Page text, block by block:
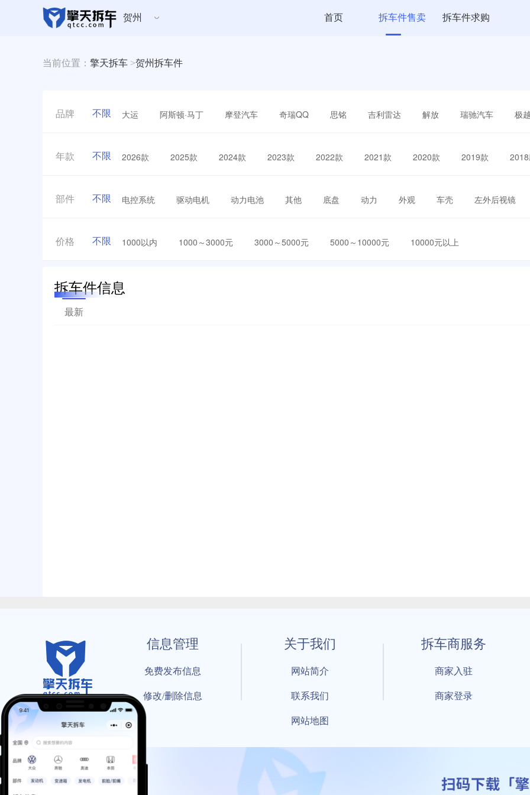
贺州 首页 拆车件售卖 拆车件求购
当前位置： 擎天拆车 >贺州拆车件
品牌 不限 大运 阿斯顿·马丁 摩登汽车 奇瑞QQ 思铭 吉利雷达 解放 瑞驰汽车 极
年款 不限 2026款 2025款 2024款 2023款 2022款 2021款 2020款 2019款
部件 不限 电控系统 驱动电机 动力电池 其他 底盘 动力 外观 车壳 左外后视镜
价格 不限 1000以内 1000～3000元 3000～5000元 5000～10000元 10000元以上
拆车件信息
最新
信息管理
免费发布信息
修改/删除信息
关于我们
网站简介
联系我们
网站地图
拆车商服务
商家入驻
商家登录
© 2021 By 擎天拆车-买卖拆车件，擎天拆车好省快 All Rights Reserved
工信部备案号：鲁ICP备18021004号-17 公安部备案号： 鲁公网安备